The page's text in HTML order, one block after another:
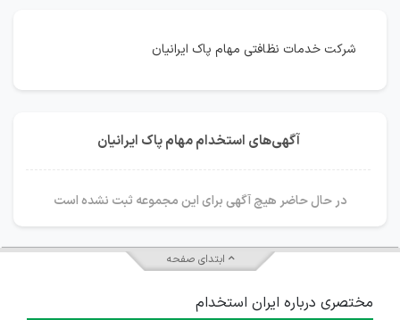
شرکت خدمات نظافتی مهام پاک ایرانیان
آگهی‌های استخدام مهام پاک ایرانیان
در حال حاضر هیچ آگهی برای این مجموعه ثبت نشده است
ابتدای صفحه
مختصری درباره ایران استخدام